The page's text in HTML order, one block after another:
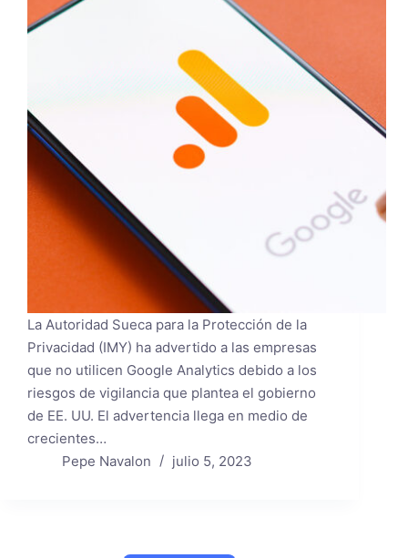
La Autoridad Sueca para la Protección de la
Privacidad (IMY) ha advertido a las empresas
que no utilicen Google Analytics debido a los
riesgos de vigilancia que plantea el gobierno
de EE. UU. El advertencia llega en medio de
crecientes…
Pepe Navalon
julio 5, 2023